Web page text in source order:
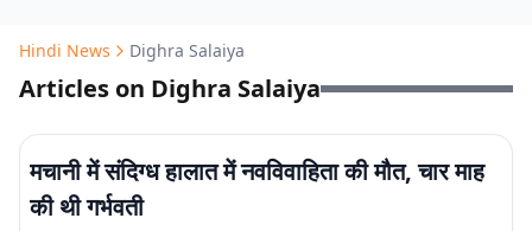
Hindi News Dighra Salaiya
Articles on Dighra Salaiya
मचानी में संदिग्ध हालात में नवविवाहिता की मौत, चार माह
की थी गर्भवती